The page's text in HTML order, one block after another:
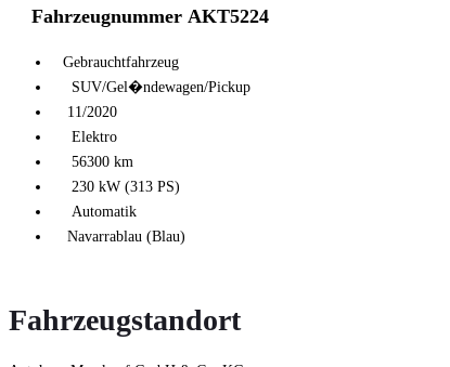
Fahrzeugnummer AKT5224
Gebrauchtfahrzeug
SUV/Gel�ndewagen/Pickup
11/2020
Elektro
56300 km
230 kW (313 PS)
Automatik
Navarrablau (Blau)
Fahrzeugstandort